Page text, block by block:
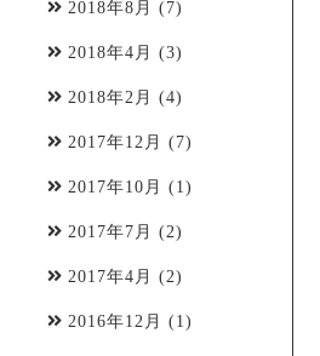
2018年8月 (7)
2018年4月 (3)
2018年2月 (4)
2017年12月 (7)
2017年10月 (1)
2017年7月 (2)
2017年4月 (2)
2016年12月 (1)